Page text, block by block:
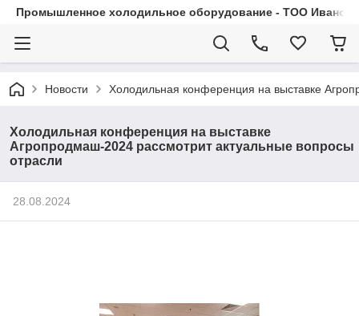
Промышленное холодильное оборудование - ТОО
Новости Холодильная конференция на выставке
Холодильная конференция на выставке
Агропродмаш-2024 рассмотрит актуальные вопросы
отрасли
28.08.2024